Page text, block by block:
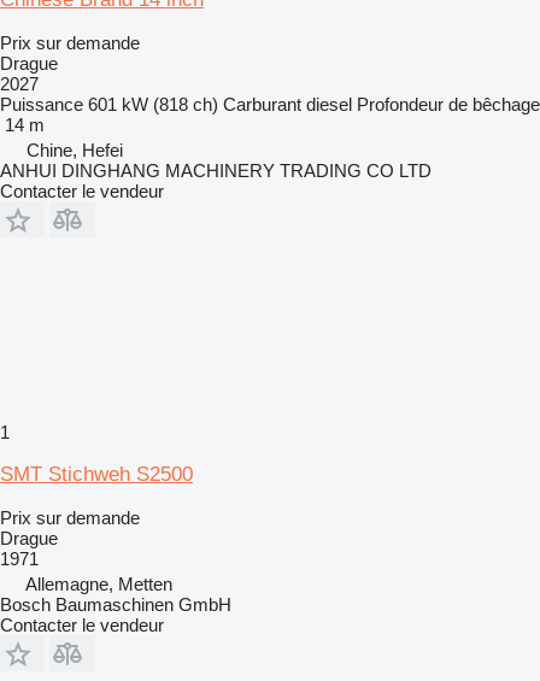
Prix sur demande
Drague
2027
Puissance 601 kW (818 ch) Carburant diesel Profondeur de bêchage
14 m
Chine, Hefei
ANHUI DINGHANG MACHINERY TRADING CO LTD
Contacter le vendeur
1
SMT Stichweh S2500
Prix sur demande
Drague
1971
Allemagne, Metten
Bosch Baumaschinen GmbH
Contacter le vendeur